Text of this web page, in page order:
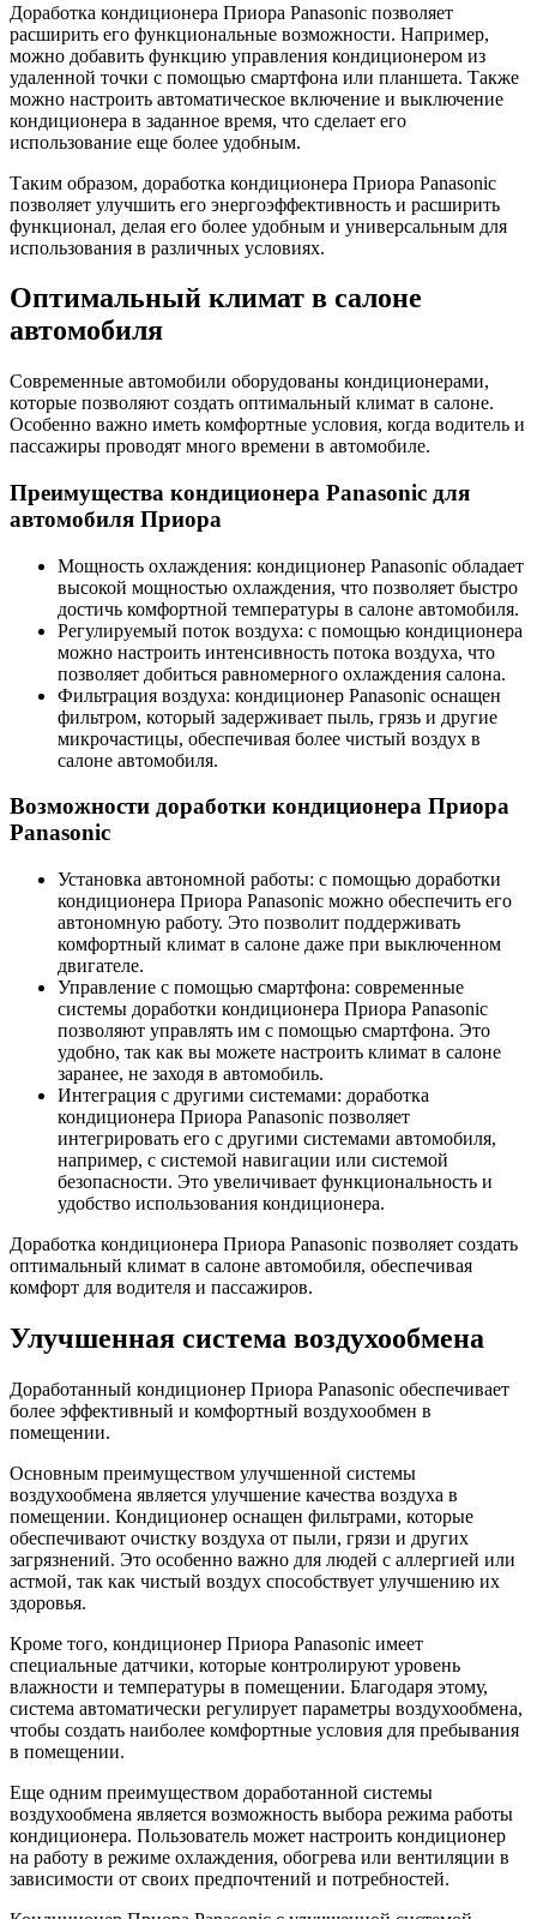
Доработка кондиционера Приора Panasonic позволяет
расширить его функциональные возможности. Например,
можно добавить функцию управления кондиционером из
удаленной точки с помощью смартфона или планшета. Также
можно настроить автоматическое включение и выключение
кондиционера в заданное время, что сделает его
использование еще более удобным.
Таким образом, доработка кондиционера Приора Panasonic
позволяет улучшить его энергоэффективность и расширить
функционал, делая его более удобным и универсальным для
использования в различных условиях.
Оптимальный климат в салоне
автомобиля
Современные автомобили оборудованы кондиционерами,
которые позволяют создать оптимальный климат в салоне.
Особенно важно иметь комфортные условия, когда водитель и
пассажиры проводят много времени в автомобиле.
Преимущества кондиционера Panasonic для
автомобиля Приора
Мощность охлаждения: кондиционер Panasonic обладает
высокой мощностью охлаждения, что позволяет быстро
достичь комфортной температуры в салоне автомобиля.
Регулируемый поток воздуха: с помощью кондиционера
можно настроить интенсивность потока воздуха, что
позволяет добиться равномерного охлаждения салона.
Фильтрация воздуха: кондиционер Panasonic оснащен
фильтром, который задерживает пыль, грязь и другие
микрочастицы, обеспечивая более чистый воздух в
салоне автомобиля.
Возможности доработки кондиционера Приора
Panasonic
Установка автономной работы: с помощью доработки
кондиционера Приора Panasonic можно обеспечить его
автономную работу. Это позволит поддерживать
комфортный климат в салоне даже при выключенном
двигателе.
Управление с помощью смартфона: современные
системы доработки кондиционера Приора Panasonic
позволяют управлять им с помощью смартфона. Это
удобно, так как вы можете настроить климат в салоне
заранее, не заходя в автомобиль.
Интеграция с другими системами: доработка
кондиционера Приора Panasonic позволяет
интегрировать его с другими системами автомобиля,
например, с системой навигации или системой
безопасности. Это увеличивает функциональность и
удобство использования кондиционера.
Доработка кондиционера Приора Panasonic позволяет создать
оптимальный климат в салоне автомобиля, обеспечивая
комфорт для водителя и пассажиров.
Улучшенная система воздухообмена
Доработанный кондиционер Приора Panasonic обеспечивает
более эффективный и комфортный воздухообмен в
помещении.
Основным преимуществом улучшенной системы
воздухообмена является улучшение качества воздуха в
помещении. Кондиционер оснащен фильтрами, которые
обеспечивают очистку воздуха от пыли, грязи и других
загрязнений. Это особенно важно для людей с аллергией или
астмой, так как чистый воздух способствует улучшению их
здоровья.
Кроме того, кондиционер Приора Panasonic имеет
специальные датчики, которые контролируют уровень
влажности и температуры в помещении. Благодаря этому,
система автоматически регулирует параметры воздухообмена,
чтобы создать наиболее комфортные условия для пребывания
в помещении.
Еще одним преимуществом доработанной системы
воздухообмена является возможность выбора режима работы
кондиционера. Пользователь может настроить кондиционер
на работу в режиме охлаждения, обогрева или вентиляции в
зависимости от своих предпочтений и потребностей.